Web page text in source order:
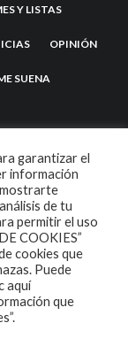
Y LISTAS
OPINIÓN
SUENA
garantizar el
información
de tu
permitir el uso
COOKIES”
cookies que
Puede
aquí
que